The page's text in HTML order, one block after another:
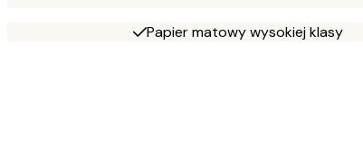
Papier matowy wysokiej klasy